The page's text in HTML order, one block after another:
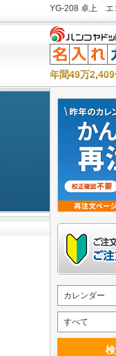
YG-208 卓上 エ
年間49万
カレンダー
すべて